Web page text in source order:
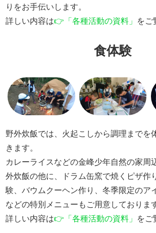
りをお手伝いします。
詳しい内容は👉「各種活動の資料」 をご
食体験
野外炊飯では、火起こしから調理までを
きます。
カレーライスなどの金峰少年自然の家周
外炊飯の他に、ドラム缶窯で焼くピザ作
験、バウムクーヘン作り、冬季限定のア
などの特別メニューもご用意しておりま
詳しい内容は👉「各種活動の資料」 をご